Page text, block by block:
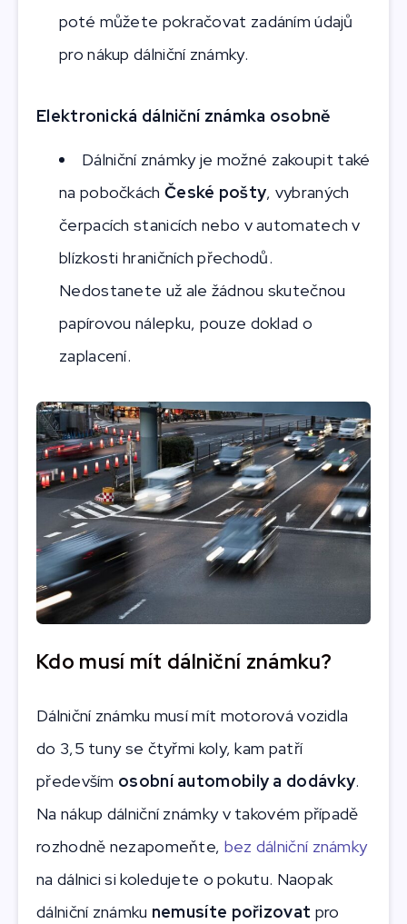
poté můžete pokračovat zadáním údajů
pro nákup dálniční známky.
Elektronická dálniční známka osobně
Dálniční známky je možné zakoupit také
na pobočkách České pošty, vybraných
čerpacích stanicích nebo v automatech v
blízkosti hraničních přechodů.
Nedostanete už ale žádnou skutečnou
papírovou nálepku, pouze doklad o
zaplacení.
Kdo musí mít dálniční známku?
Dálniční známku musí mít motorová vozidla
do 3,5 tuny se čtyřmi koly, kam patří
především osobní automobily a dodávky.
Na nákup dálniční známky v takovém případě
rozhodně nezapomeňte, bez dálniční známky
na dálnici si koledujete o pokutu. Naopak
dálniční známku nemusíte pořizovat pro